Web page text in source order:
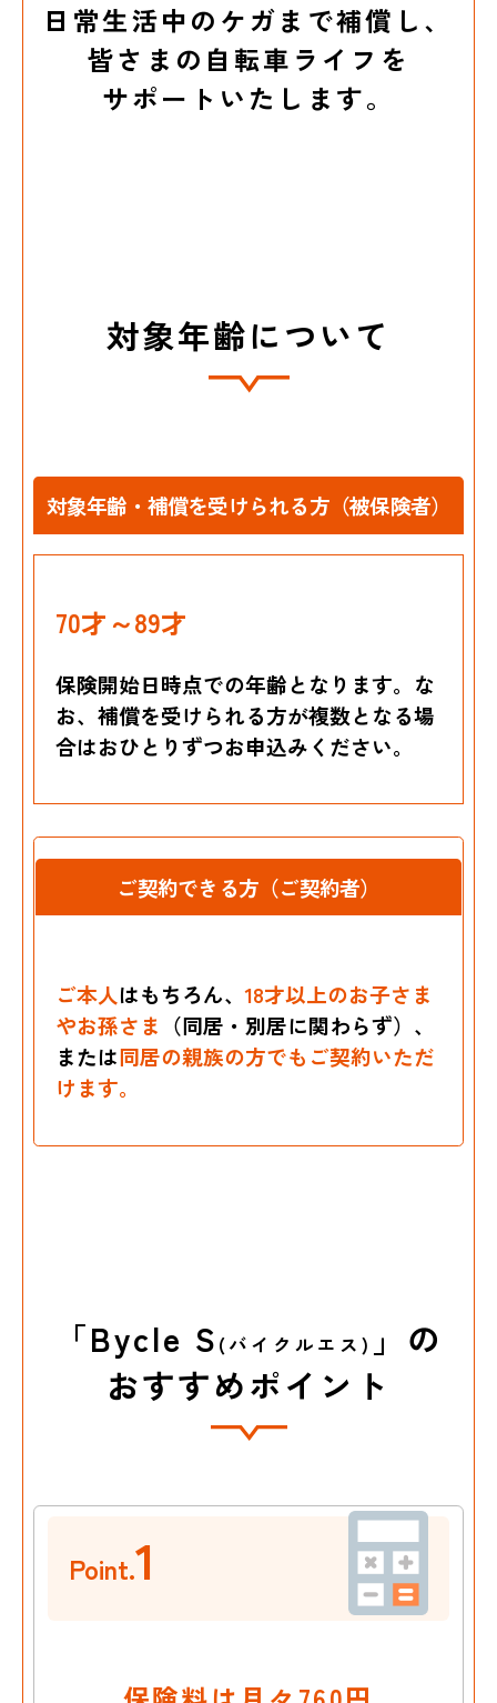
日常生活中のケガまで補償し、
皆さまの自転車ライフを
サポートいたします。
対象年齢について
対象年齢・補償を受けられる方（被保険者）
70才～89才
保険開始日時点での年齢となります。な
お、補償を受けられる方が複数となる場
合はおひとりずつお申込みください。
ご契約できる方（ご契約者）
ご本人はもちろん、18才以上のお子さま
やお孫さま （同居・別居に関わらず）、
または同居の親族の方でもご契約いただ
けます。
「Bycle S (バイクルエス) 」の
おすすめポイント
Point.1